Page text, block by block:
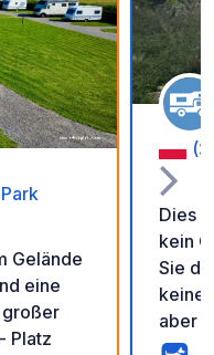
Gelände
eine
großer
Platz
Dies
kein
Sie
keine
aber alles
zum